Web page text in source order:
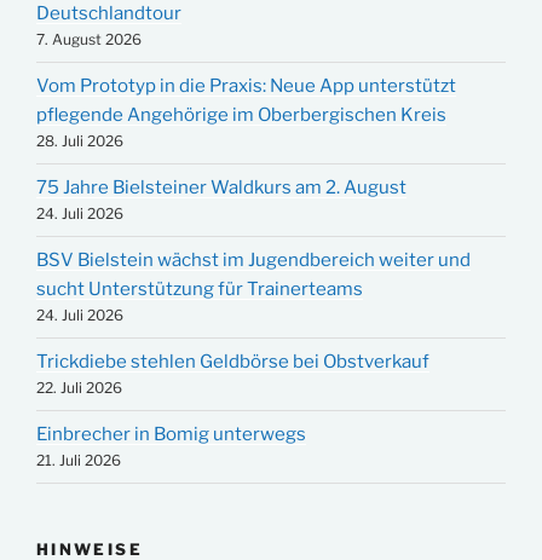
Deutschlandtour
7. August 2026
Vom Prototyp in die Praxis: Neue App unterstützt
pflegende Angehörige im Oberbergischen Kreis
28. Juli 2026
75 Jahre Bielsteiner Waldkurs am 2. August
24. Juli 2026
BSV Bielstein wächst im Jugendbereich weiter und
sucht Unterstützung für Trainerteams
24. Juli 2026
Trickdiebe stehlen Geldbörse bei Obstverkauf
22. Juli 2026
Einbrecher in Bomig unterwegs
21. Juli 2026
HINWEISE